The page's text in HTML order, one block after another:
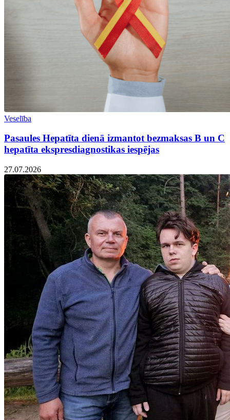
Veselība
Pasaules Hepatīta dienā izmantot bezmaksas B un C
hepatīta ekspresdiagnostikas iespējas
27.07.2026